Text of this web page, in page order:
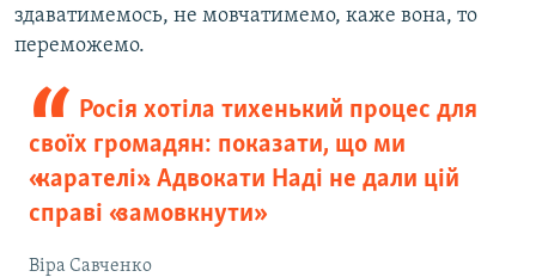
здаватимемось, не мовчатимемо, каже вона, то
переможемо.
Росія хотіла тихенький процес для
своїх громадян: показати, що ми
«карателі». Адвокати Наді не дали цій
справі «замовкнути»
Віра Савченко